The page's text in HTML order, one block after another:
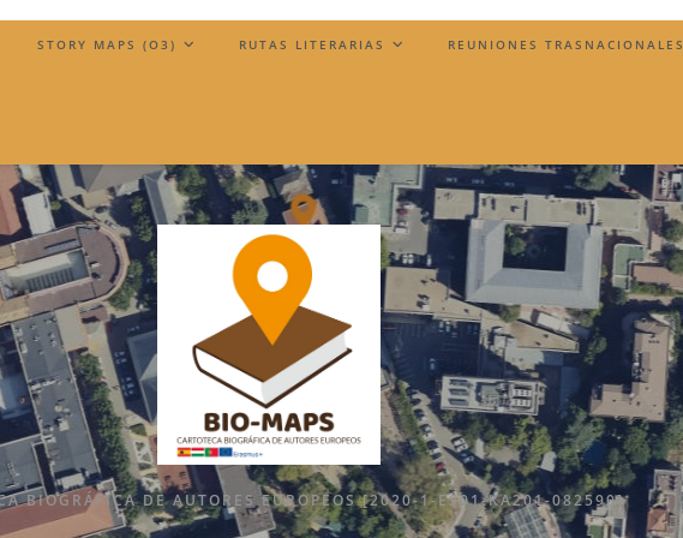
STORY MAPS (O3) RUTAS LITERARIAS REUNIONES TRASNACIONALES
BIOGRÁFICA DE AUTORES EUROPEOS [2020-1-ES01-KA201-082590]